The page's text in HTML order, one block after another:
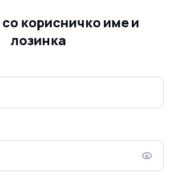
со корисничко име и
лозинка